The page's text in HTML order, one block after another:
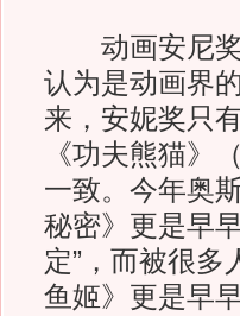
动画安尼奖
认为是动画界
来，安妮奖只
《功夫熊猫》
一致。今年奥
秘密》更是早
定”，而被很
鱼姬》更是早